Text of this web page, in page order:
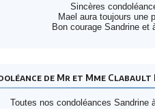
Sincères
Mael aura toujours une
Bon courage Sandrine et
de Mr et Mme
Toutes nos condoléances Sandrine